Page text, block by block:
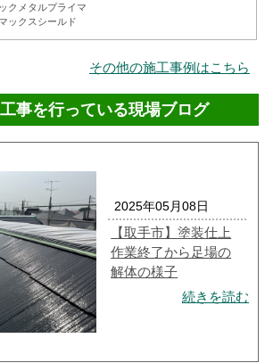
クメタルプライマ
ックスシールド
その他の施工事例はこちら
事を行っている現場ブログ
2025年05月08日
【取手市】塗装仕上
作業終了から足場の
解体の様子
続きを読む